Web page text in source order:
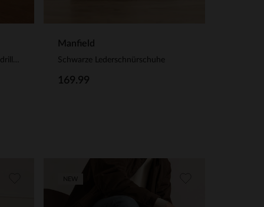
Manfield
Schwarze Lederschnürschuhe
169.99